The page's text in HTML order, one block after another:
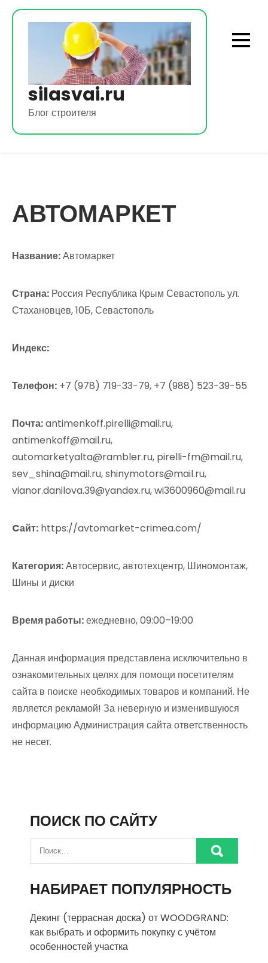
Перейти
silasvai.ru
Блог строителя
АВТОМАРКЕТ
Название:Автомаркет
Страна: Россия Республика Крым Севастополь ул.
Стахановцев, 10Б, Севастополь
Индекс:
Телефон: +7 (978) 719-33-79, +7 (988) 523-39-55
Почта:antimenkoff.pirelli@mail.ru,
antimenkoff@mail.ru,
automarketyalta@rambler.ru, pirelli-fm@mail.ru,
sev_shina@mail.ru, shinymotors@mail.ru,
vianor.danilova.39@yandex.ru, wi3600960@mail.ru
Cайт: https://avtomarket-crimea.com/
Категория:Автосервис, автотехцентр, Шиномонтаж,
Шины и диски
Время работы:ежедневно, 09:00–19:00
Данная информация представлена исключительно в
ознакомительных целях для помощи посетителям
сайта в поиске необходимых товаров и компаний. Не
является рекламой! За неверную и изменившуюся
информацию Администрация сайта ответственность
не несет.
ПОИСК ПО САЙТУ
НАБИРАЕТ ПОПУЛЯРНОСТЬ
Декинг (террасная доска) от WOODGRAND:
как выбрать и оформить покупку с учётом
особенностей участка